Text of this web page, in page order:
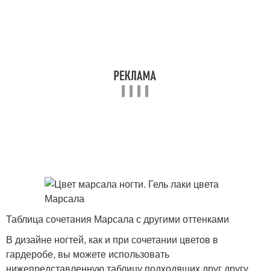
Таблица сочетания Марсала с другими оттенками
В дизайне ногтей, как и при сочетании цветов в
гардеробе, вы можете использовать